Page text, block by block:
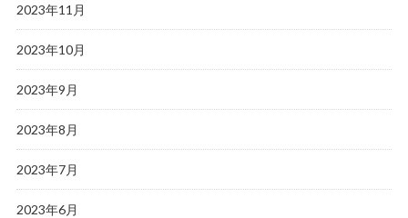
2023年11月
2023年10月
2023年9月
2023年8月
2023年7月
2023年6月